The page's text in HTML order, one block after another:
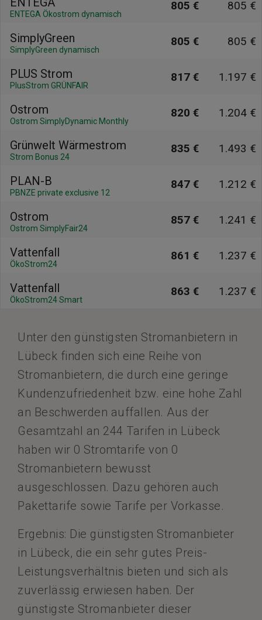
ENTEGA Ökostrom dynamisch
805 € 805 €
SimplyGreen
SimplyGreen dynamisch
805 € 805 €
PLUS Strom
PlusStrom GRÜNFAIR
817 € 1.197 €
Ostrom
Ostrom SimplyDynamic Monthly
820 € 1.204 €
Grünwelt Wärmestrom
Strom Bonus 24
835 € 1.493 €
PLAN-B
PBNZE private exclusive 12
847 € 1.212 €
Ostrom
Ostrom SimplyFair24
857 € 1.241 €
Vattenfall
ÖkoStrom24
861 € 1.237 €
Vattenfall
ÖkoStrom24 Smart
863 € 1.237 €
Unter den günstigsten Stromanbietern in
Lübeck finden sich eine Reihe von
Stromanbietern, die durch eine geringe
Kundenzufriedenheit bzw. eine hohe Zahl
an Beschwerden auffallen. Aus der
Gesamtzahl an 244 Tarifen in Lübeck
haben wir 0 Stromtarife von 0
Stromanbietern bewusst
ausgeschlossen. Dazu gehören auch
Pakettarife sowie Tarife per Vorkasse.
Ergebnis: Die günstigsten Stromanbieter
in Lübeck, die ein sehr gutes Preis-
Leistungsverhältnis bieten und sich als
zuverlässig erwiesen haben. Der
günstigste Stromanbieter dieser